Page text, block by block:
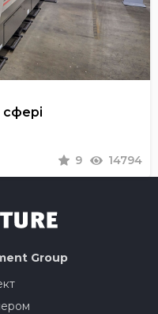
9 14794
Group